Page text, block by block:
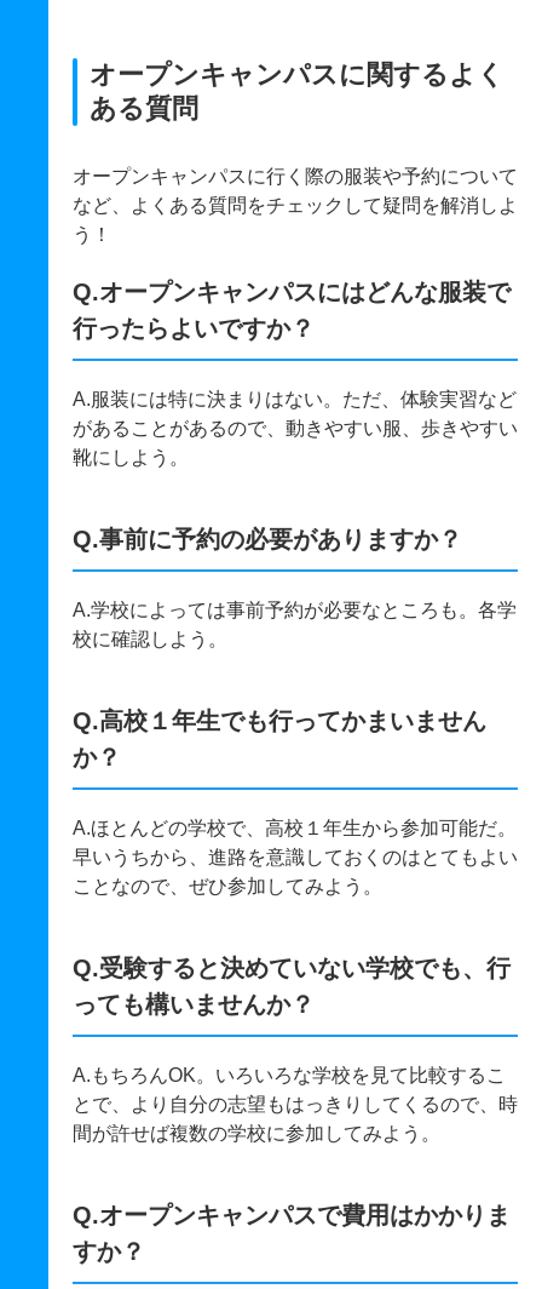
オープンキャンパスに関するよく
ある質問
オープンキャンパスに行く際の服装や予約について
など、よくある質問をチェックして疑問を解消しよ
う！
Q.オープンキャンパスにはどんな服装で
行ったらよいですか？
A.服装には特に決まりはない。ただ、体験実習など
があることがあるので、動きやすい服、歩きやすい
靴にしよう。
Q.事前に予約の必要がありますか？
A.学校によっては事前予約が必要なところも。各学
校に確認しよう。
Q.高校１年生でも行ってかまいません
か？
A.ほとんどの学校で、高校１年生から参加可能だ。
早いうちから、進路を意識しておくのはとてもよい
ことなので、ぜひ参加してみよう。
Q.受験すると決めていない学校でも、行
っても構いませんか？
A.もちろんOK。いろいろな学校を見て比較するこ
とで、より自分の志望もはっきりしてくるので、時
間が許せば複数の学校に参加してみよう。
Q.オープンキャンパスで費用はかかりま
すか？